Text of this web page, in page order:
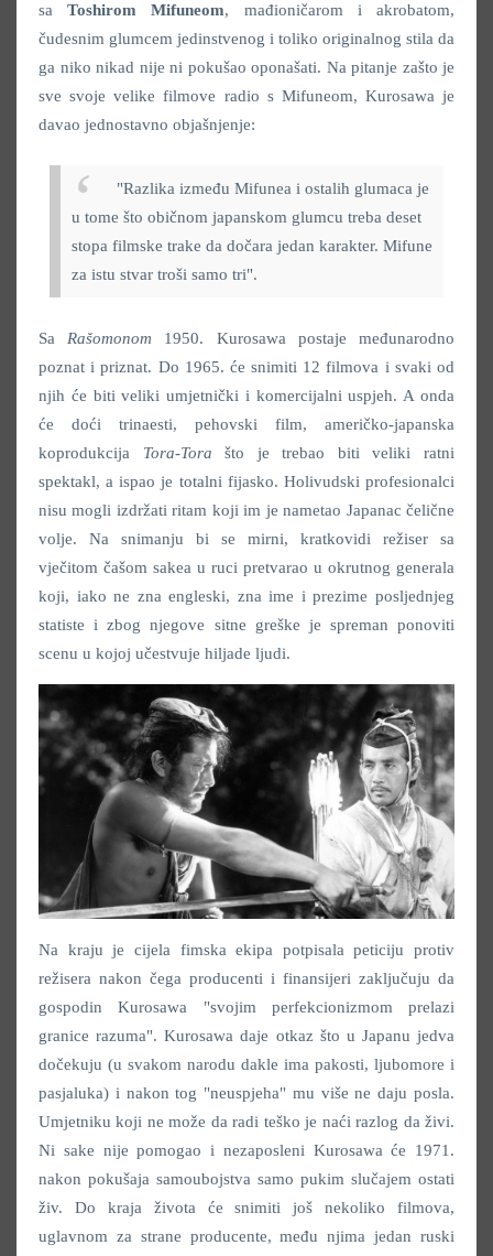
saToshirom Mifuneom, mađioničarom i akrobatom,
čudesnim glumcem jedinstvenog i toliko originalnog stila da
ga niko nikad nije ni pokušao oponašati. Na pitanje zašto je
sve svoje velike filmove radio s Mifuneom, Kurosawa je
davao jednostavno objašnjenje:
"Razlika između Mifunea i ostalih glumaca je
u tome što običnom japanskom glumcu treba deset
stopa filmske trake da dočara jedan karakter. Mifune
za istu stvar troši samo tri".
Sa Rašomonom 1950. Kurosawa postaje međunarodno
poznat i priznat. Do 1965. će snimiti 12 filmova i svaki od
njih će biti veliki umjetnički i komercijalni uspjeh. A onda
će doći trinaesti, pehovski film, američko-japanska
koprodukcija Tora-Tora što je trebao biti veliki ratni
spektakl, a ispao je totalni fijasko. Holivudski profesionalci
nisu mogli izdržati ritam koji im je nametao Japanac čelične
volje. Na snimanju bi se mirni, kratkovidi režiser sa
vječitom čašom sakea u ruci pretvarao u okrutnog generala
koji, iako ne zna engleski, zna ime i prezime posljednjeg
statiste i zbog njegove sitne greške je spreman ponoviti
scenu u kojoj učestvuje hiljade ljudi.
Na kraju je cijela fimska ekipa potpisala peticiju protiv
režisera nakon čega producenti i finansijeri zaključuju da
gospodin Kurosawa "svojim perfekcionizmom prelazi
granice razuma". Kurosawa daje otkaz što u Japanu jedva
dočekuju (u svakom narodu dakle ima pakosti, ljubomore i
pasjaluka) i nakon tog "neuspjeha" mu više ne daju posla.
Umjetniku koji ne može da radi teško je naći razlog da živi.
Ni sake nije pomogao i nezaposleni Kurosawa će 1971.
nakon pokušaja samoubojstva samo pukim slučajem ostati
živ. Do kraja života će snimiti još nekoliko filmova,
uglavnom za strane producente, među njima jedan ruski